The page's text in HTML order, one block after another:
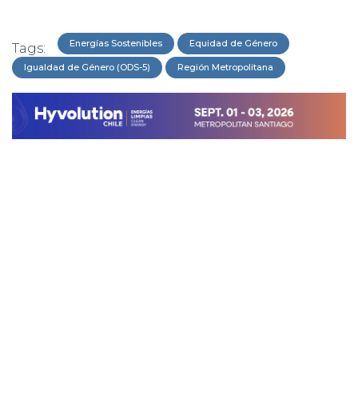
Tags: Energías Sostenibles Equidad de Género
Igualdad de Género (ODS-5) Región Metropolitana